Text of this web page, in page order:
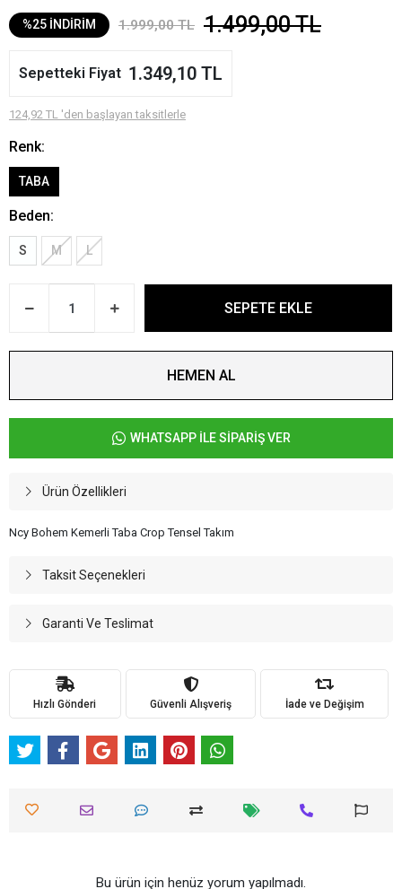
%25 İNDİRİM 1.999,00 TL 1.499,00 TL
Sepetteki Fiyat 1.349,10 TL
124,92 TL 'den başlayan taksitlerle
Renk:
TABA
Beden:
S M L
SEPETE EKLE
HEMEN AL
WHATSAPP İLE SİPARİŞ VER
Ürün Özellikleri
Ncy Bohem Kemerli Taba Crop Tensel Takım
Taksit Seçenekleri
Garanti Ve Teslimat
Hızlı Gönderi Güvenli Alışveriş İade ve Değişim
Bu ürün için henüz yorum yapılmadı.